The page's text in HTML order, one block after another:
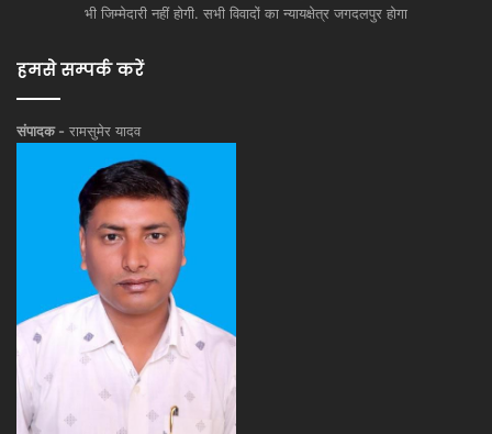
भी जिम्मेदारी नहीं होगी. सभी विवादों का न्यायक्षेत्र जगदलपुर होगा
हमसे सम्पर्क करें
संपादक - रामसुमेर यादव